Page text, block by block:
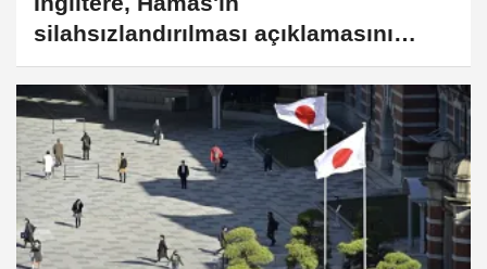
silahsızlandırılması açıklamasını
memnuniyetle karşıladı